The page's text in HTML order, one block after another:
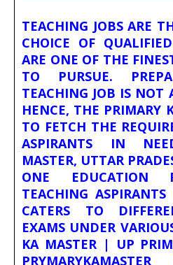
TEACHING JOBS ARE
CHOICE OF
ARE ONE OF THE
TO PURSUE.
TEACHING JOB IS NOT
HENCE, THE PRIMARY
TO FETCH THE
ASPIRANTS IN
MASTER, UTTAR
ONE EDUCATION
TEACHING
CATERS TO
EXAMS UNDER
KA MASTER | UP